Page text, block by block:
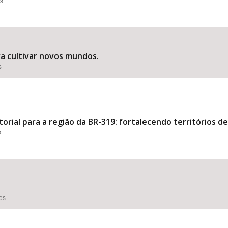
cultivar novos mundos.
para a região da BR-319: fortalecendo territórios